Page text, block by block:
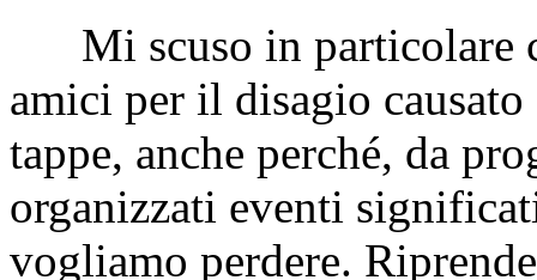
Mi scuso in particolare
amici per il disagio
tappe, anche perché, da
organizzati eventi
vogliamo perdere.